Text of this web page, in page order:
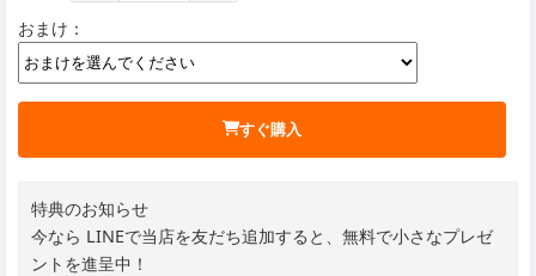
おまけ：
すぐ購入
特典のお知らせ
今なら LINEで当店を友だち追加すると、無料で小さなプレゼ
ントを進呈中！